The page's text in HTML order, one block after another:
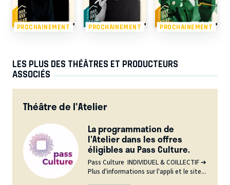
PROCHAINEMENT PROCHAINEMENT PROCHAINEMENT
LES PLUS DES THÉÂTRES ET PRODUCTEURS
ASSOCIÉS
Théâtre de l'Atelier
La programmation de
l'Atelier dans les offres
éligibles au Pass Culture.
Pass Culture INDIVIDUEL & COILLECTIF ➔
Plus d'informations sur l'appli et le site...